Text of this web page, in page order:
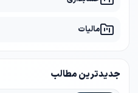
مالیات
جدیدترین مطالب